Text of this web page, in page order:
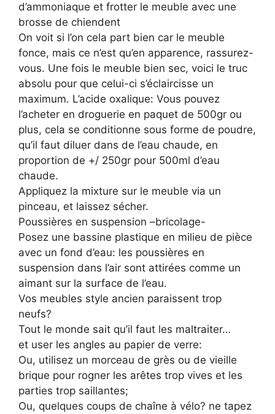
d’ammoniaque et frotter le meuble avec une
brosse de chiendent
On voit si l’on cela part bien car le meuble
fonce, mais ce n’est qu’en apparence, rassurez-
vous. Une fois le meuble bien sec, voici le truc
absolu pour que celui-ci s’éclaircisse un
maximum. L’acide oxalique: Vous pouvez
l’acheter en droguerie en paquet de 500gr ou
plus, cela se conditionne sous forme de poudre,
qu’il faut diluer dans de l’eau chaude, en
proportion de +/ 250gr pour 500ml d’eau
chaude.
Appliquez la mixture sur le meuble via un
pinceau, et laissez sécher.
Poussières en suspension –bricolage-
Posez une bassine plastique en milieu de pièce
avec un fond d’eau: les poussières en
suspension dans l’air sont attirées comme un
aimant sur la surface de l’eau.
Vos meubles style ancien paraissent trop
neufs?
Tout le monde sait qu’il faut les maltraiter…
et user les angles au papier de verre:
Ou, utilisez un morceau de grès ou de vieille
brique pour rogner les arêtes trop vives et les
parties trop saillantes;
Ou, quelques coups de chaîne à vélo? ne tapez